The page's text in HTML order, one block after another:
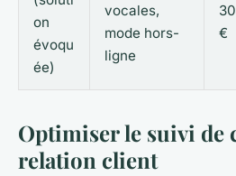
on
évoqu
ée)
vocales,
mode hors-
ligne
€
Optimiser le suivi de
relation client